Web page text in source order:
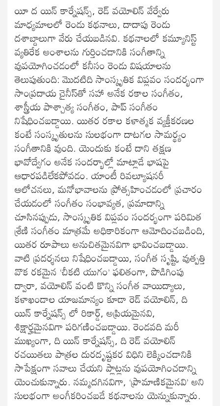
యీ ద యిన్ కార్నేషన్స్, రెడ్ వయోలిన్ వేర్వేరు
మాధ్యమాలలో రెండు కథనాలు, దాదాపు రెండు
దశాబ్దాలుగా వేరు చేయబడినవి. కథనాలలో కమ్యూనిస్ట్
వ్యతిరేక అంశాలను గుర్తించడానికి సంగీతాన్ని
వుపయోగించడంలో కనీసం రెండు విషయాలను
తెలుపుతుంది: మొదటిది సాంస్కృతిక విప్లవం సందర్భంగా
సాంప్రదాయ చైనీస్‌తో సహా అనేక రకాల సంగీతం,
శాస్త్రీయ పాశ్చాత్య సంగీతం, పాప్ సంగీతం
నిషేధించబడ్డాయి. యితర రకాల కళాత్మక వ్యక్తీకరణల
కంటే సంస్కృతులను సులభంగా దాటగల సామర్థ్యం
సంగీతానికి వుంది. యెందుకు కంటే దాని తక్షణ
భావోద్వేగం అనేక సందర్భాల్లో మాట్లాడే భాషపై
ఆధారపడిలేకపోవడం. యాంటీ రివల్యూషనరీ
ఆలోచనలు, మనోభావాలను ప్రోత్సహించడంలో ప్రచారం
చేయడంలో సంగీతం సంభావ్యత, ప్రమాదాన్ని
చూసినప్పుడు, సాంస్కృతిక విప్లవం సందర్భంగా పరిమిత
శ్రేణి సంగీతం మాత్రమే అధికారికంగా ఆమోదించబడింది,
యితర రూపాలు అనుచితమైనవిగా భావించబడ్డాయి.
వాటి ప్రదర్శనలు నిషేధించబడ్డాయి, సంగీత సృష్టి, వుత్పత్తి
వొక రకమైన ‘చీకటి యుగం’ ఫలితంగా, పొడిగింపు
ద్వారా, వయోలిన్ వంటి కొన్ని సంగీత వాయిద్యాలు,
కళాఖండాల యాజమాన్యం కూడా రెడ్ వయోలిన్, ది
యిన్ కార్నేషన్స్ లో రికార్డ్, అప్రియమైనవి,
శిక్షార్హమైనవిగా పరిగణించబడ్డాయి. రెండవది మరీ
ముఖ్యంగా, ది యిన్ కార్నేషన్స్, ది రెడ్ వయోలిన్
రచయితలు పాత్రల దురదృష్టకర విధిని లెక్కించడానికి
సాపేక్షంగా సవాలు చేయని ప్లాట్లను వుపయోగించడాన్ని
యెంచుకున్నారు. నమ్మదగినవిగా, ‘ప్రామాణికమైనవి’ అని
సులభంగా అంగీకరించబడే కథనాలను యెన్నుకున్నారు.